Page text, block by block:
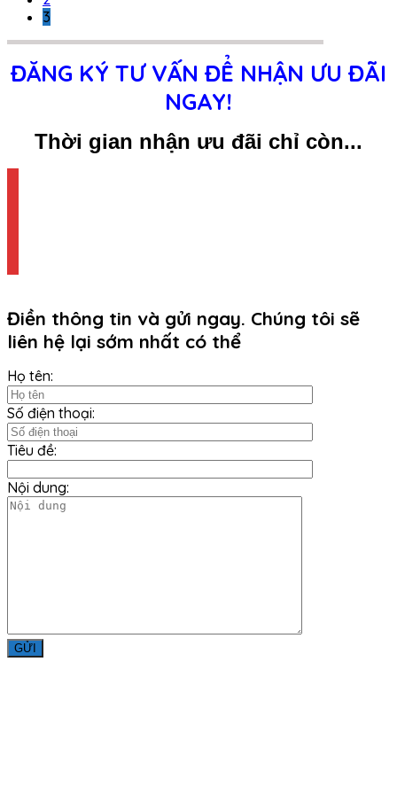
3
ĐĂNG KÝ TƯ VẤN ĐỂ NHẬN ƯU ĐÃI
NGAY!
Thời gian nhận ưu đãi chỉ còn...
Điền thông tin và gửi ngay. Chúng tôi sẽ
liên hệ lại sớm nhất có thể
Họ tên:
Số điện thoại:
Tiêu đề:
Nội dung: